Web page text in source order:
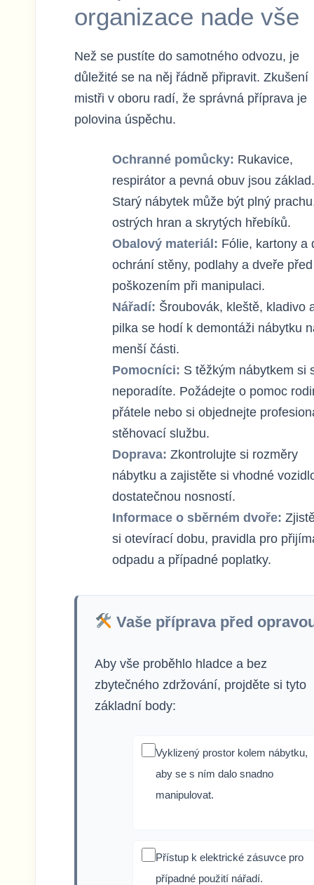
organizace nade vše
Než se pustíte do samotného odvozu, je
důležité se na něj řádně připravit. Zkušení
mistři v oboru radí, že správná příprava je
polovina úspěchu.
Ochranné pomůcky: Rukavice,
respirátor a pevná obuv jsou základ.
Starý nábytek může být plný
ostrých hran a skrytých hřebíků.
Obalový materiál: Fólie, kartony a
ochrání stěny, podlahy a dveře před
poškozením při manipulaci.
Nářadí: Šroubovák, kleště, kladivo
pilka se hodí k demontáži nábytku
menší části.
Pomocníci: S těžkým nábytkem si
neporadíte. Požádejte o pomoc
přátele nebo si objednejte
stěhovací službu.
Doprava: Zkontrolujte si rozměry
nábytku a zajistěte si vhodné
dostatečnou nosností.
Informace o sběrném dvoře:
si otevírací dobu, pravidla pro
odpadu a případné poplatky.
Vaše příprava před
Aby vše proběhlo hladce a bez
zbytečného zdržování, projděte si tyto
základní body:
Vyklizený prostor kolem nábytku,
aby se s ním dalo snadno
manipulovat.
Přístup k elektrické zásuvce pro
případné použití nářadí.